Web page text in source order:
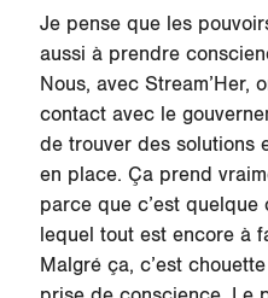
Je pense que les
aussi à prendre
Nous, avec Stream’Her,
contact avec le
de trouver des solutions
en place. Ça prend
parce que c’est
lequel tout est encore à
Malgré ça, c’est